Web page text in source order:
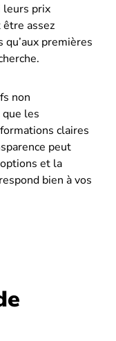
leurs prix
assez
premières
non
les
claires
peut
et la
bien à vos